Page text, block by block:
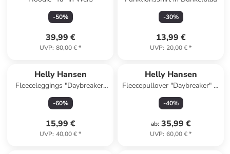
-50%
39,99 €
UVP: 80,00 €*
-30%
13,99 €
UVP: 20,00 €*
Helly Hansen
Fleeceleggings "Daybreaker"
in Schwarz
-60%
15,99 €
UVP: 40,00 €*
Helly Hansen
Fleecepullover "Daybreaker" in
Dunkelblau
-40%
ab: 35,99 €
UVP: 60,00 €*